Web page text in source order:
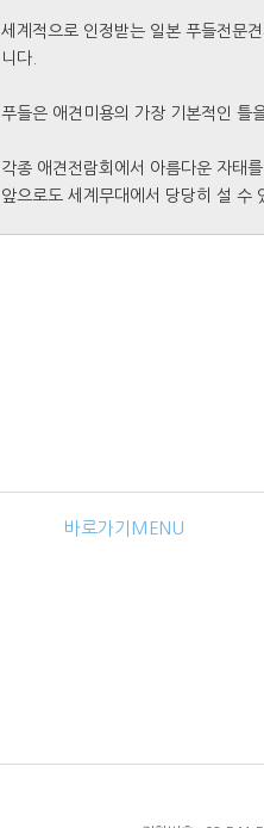
세계적으로 인정받는 일본 푸들전문
니다.
푸들은 애견미용의 가장 기본적인 틀
각종 애견전람회에서 아름다운 자태
앞으로도 세계무대에서 당당히 설 수
바로가기MENU